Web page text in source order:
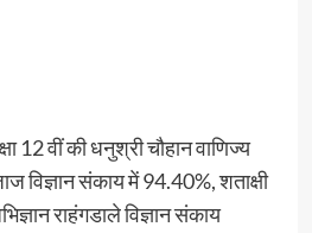
12 वीं की धनुश्री चौहान वाणिज्य
विज्ञान संकाय में 94.40%, शताक्षी
राहंगडाले विज्ञान संकाय